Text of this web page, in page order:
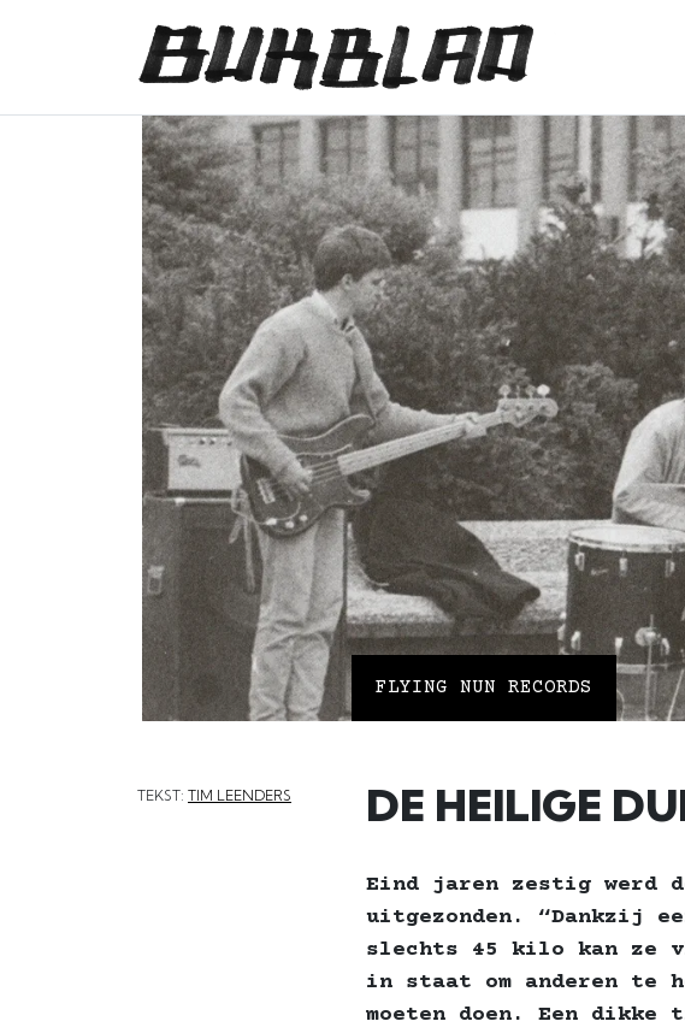
FLYING NUN RECORDS
TEKST: TIM LEENDERS DE HEILIGE
Eind jaren zestig werd
uitgezonden. “Dankzij
slechts 45 kilo kan ze
in staat om anderen te
moeten doen. Een